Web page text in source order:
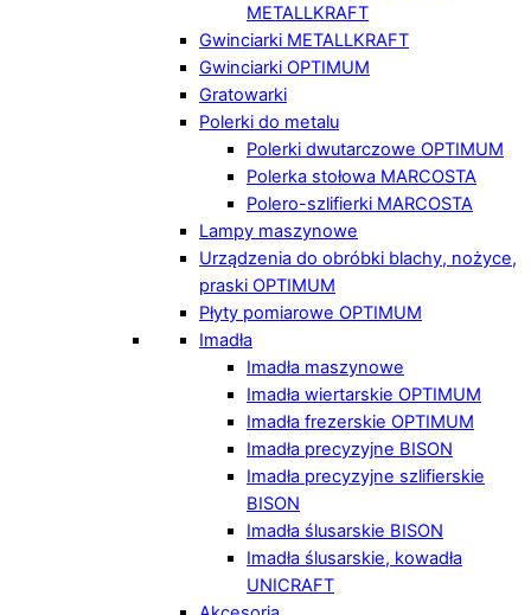
METALLKRAFT
Gwinciarki METALLKRAFT
Gwinciarki OPTIMUM
Gratowarki
Polerki do metalu
Polerki dwutarczowe OPTIMUM
Polerka stołowa MARCOSTA
Polero-szlifierki MARCOSTA
Lampy maszynowe
Urządzenia do obróbki blachy, nożyce,
praski OPTIMUM
Płyty pomiarowe OPTIMUM
Imadła
Imadła maszynowe
Imadła wiertarskie OPTIMUM
Imadła frezerskie OPTIMUM
Imadła precyzyjne BISON
Imadła precyzyjne szlifierskie
BISON
Imadła ślusarskie BISON
Imadła ślusarskie, kowadła
UNICRAFT